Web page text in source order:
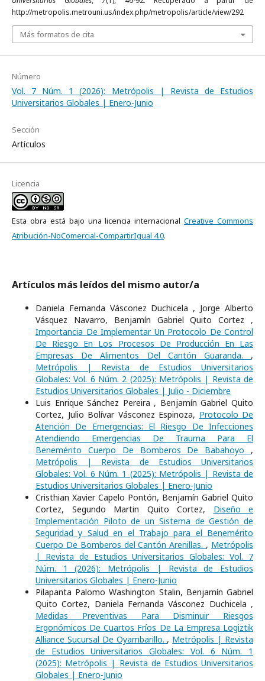
http://metropolis.metrouni.us/index.php/metropolis/article/view/292
Más formatos de cita
Número
Vol. 7 Núm. 1 (2026): Metrópolis | Revista de Estudios
Universitarios Globales | Enero-Junio
Sección
Artículos
Licencia
Esta obra está bajo una licencia internacionalCreative Commons
Atribución-NoComercial-CompartirIgual 4.0.
Artículos más leídos del mismo autor/a
Daniela Fernanda Vásconez Duchicela , Jorge Alberto
Vásquez Navarro, Benjamín Gabriel Quito Cortez ,
Importancia De Implementar Un Protocolo De Control
De Riesgo En Los Procesos De Producción En Las
Empresas De Alimentos Del Cantón Guaranda. ,
Metrópolis | Revista de Estudios Universitarios
Globales: Vol. 6 Núm. 2 (2025): Metrópolis | Revista de
Estudios Universitarios Globales | Julio - Diciembre
Luis Enrique Sánchez Pereira , Benjamín Gabriel Quito
Cortez, Julio Bolívar Vásconez Espinoza, Protocolo De
Atención De Emergencias: El Riesgo De Infecciones
Atendiendo Emergencias De Trauma Para El
Benemérito Cuerpo De Bomberos De Babahoyo ,
Metrópolis | Revista de Estudios Universitarios
Globales: Vol. 6 Núm. 1 (2025): Metrópolis | Revista de
Estudios Universitarios Globales | Enero-Junio
Cristhian Xavier Capelo Pontón, Benjamín Gabriel Quito
Cortez, Segundo Martin Quito Cortez, Diseño e
Implementación Piloto de un Sistema de Gestión de
Seguridad y Salud en el Trabajo para el Benemérito
Cuerpo De Bomberos del Cantón Arenillas. , Metrópolis
| Revista de Estudios Universitarios Globales: Vol. 7
Núm. 1 (2026): Metrópolis | Revista de Estudios
Universitarios Globales | Enero-Junio
Pilapanta Palomo Washington Stalin, Benjamín Gabriel
Quito Cortez, Daniela Fernanda Vásconez Duchicela ,
Medidas Preventivas Para Disminuir Riesgos
Ergonómicos De Cuartos Fríos De La Empresa Logiztik
Alliance Sucursal De Oyambarillo. , Metrópolis | Revista
de Estudios Universitarios Globales: Vol. 6 Núm. 1
(2025): Metrópolis | Revista de Estudios Universitarios
Globales | Enero-Junio